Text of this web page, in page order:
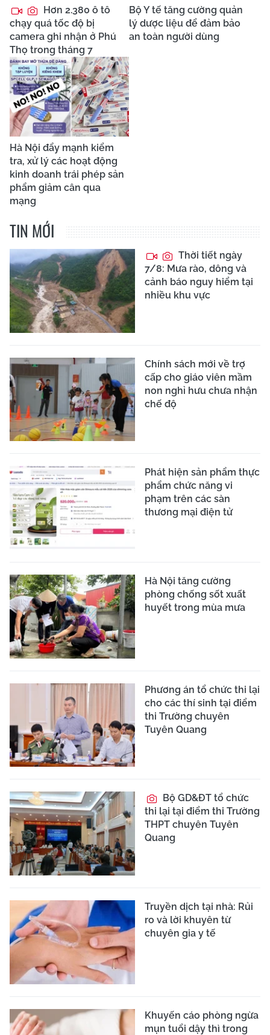
Hơn 2.380 ô tô
chạy quá tốc độ bị
camera ghi nhận ở Phú
Thọ trong tháng 7
Bộ Y tế tăng cường quản
lý dược liệu để đảm bảo
an toàn người dùng
Hà Nội đẩy mạnh kiểm
tra, xử lý các hoạt động
kinh doanh trái phép sản
phẩm giảm cân qua
mạng
TIN MỚI
Thời tiết ngày
7/8: Mưa rào, dông và
cảnh báo nguy hiểm tại
nhiều khu vực
Chính sách mới về trợ
cấp cho giáo viên mầm
non nghỉ hưu chưa nhận
chế độ
Phát hiện sản phẩm thực
phẩm chức năng vi
phạm trên các sàn
thương mại điện tử
Hà Nội tăng cường
phòng chống sốt xuất
huyết trong mùa mưa
Phương án tổ chức thi lại
cho các thí sinh tại điểm
thi Trường chuyên
Tuyên Quang
Bộ GD&ĐT tổ chức
thi lại tại điểm thi Trường
THPT chuyên Tuyên
Quang
Truyền dịch tại nhà: Rủi
ro và lời khuyên từ
chuyên gia y tế
Khuyến cáo phòng ngừa
mụn tuổi dậy thì trong